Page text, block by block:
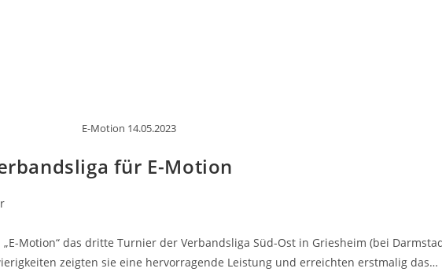
E-Motion 14.05.2023
für E-Motion
Motion“ das dritte Turnier der Verbandsliga Süd-Ost in Griesheim (bei
zeigten sie eine hervorragende Leistung und erreichten erstmalig das…